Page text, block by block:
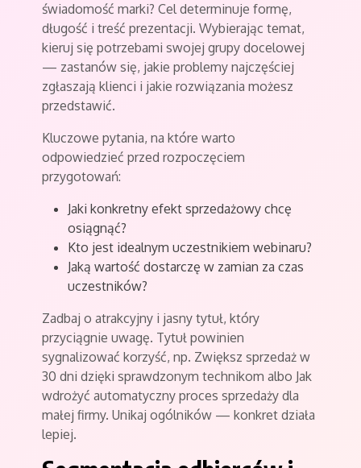
świadomość marki? Cel determinuje formę,
długość i treść prezentacji. Wybierając temat,
kieruj się potrzebami swojej grupy docelowej
— zastanów się, jakie problemy najczęściej
zgłaszają klienci i jakie rozwiązania możesz
przedstawić.
Kluczowe pytania, na które warto
odpowiedzieć przed rozpoczęciem
przygotowań:
Jaki konkretny efekt sprzedażowy chcę
osiągnąć?
Kto jest idealnym uczestnikiem webinaru?
Jaką wartość dostarczę w zamian za czas
uczestników?
Zadbaj o atrakcyjny i jasny tytuł, który
przyciągnie uwagę. Tytuł powinien
sygnalizować korzyść, np. Zwiększ sprzedaż w
30 dni dzięki sprawdzonym technikom albo Jak
wdrożyć automatyczny proces sprzedaży dla
małej firmy. Unikaj ogólników — konkret działa
lepiej.